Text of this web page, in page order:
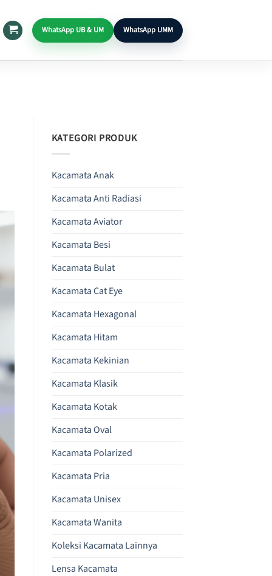
WhatsApp UB & UM WhatsApp UMM
KATEGORI PRODUK
Kacamata Anak
Kacamata Anti Radiasi
Kacamata Aviator
Kacamata Besi
Kacamata Bulat
Kacamata Cat Eye
Kacamata Hexagonal
Kacamata Hitam
Kacamata Kekinian
Kacamata Klasik
Kacamata Kotak
Kacamata Oval
Kacamata Polarized
Kacamata Pria
Kacamata Unisex
Kacamata Wanita
Koleksi Kacamata Lainnya
Lensa Kacamata